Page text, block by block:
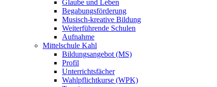
Glaube und Leben
Begabungsförderung
Musisch-kreative Bildung
Weiterführende Schulen
Aufnahme
Mittelschule Kahl
Bildungsangebot (MS)
Profil
Unterrichtsfächer
Wahlpflichtkurse (WPK)